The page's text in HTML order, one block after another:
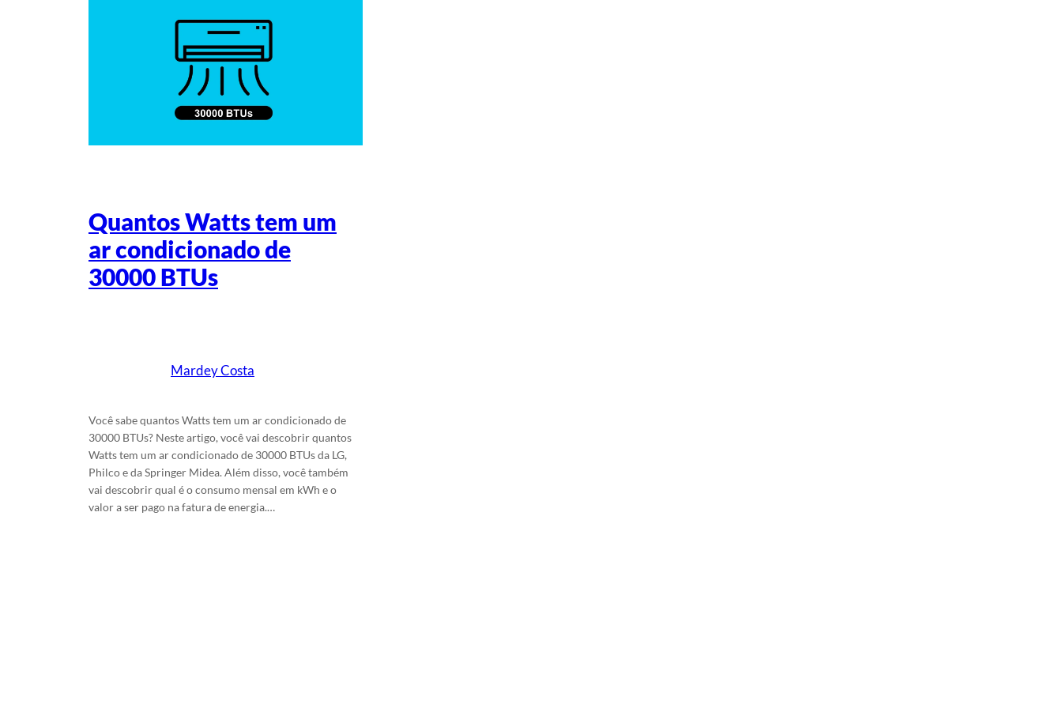
Quantos Watts tem um
ar condicionado de
30000 BTUs
Mardey Costa
Você sabe quantos Watts tem um ar condicionado de
30000 BTUs? Neste artigo, você vai descobrir quantos
Watts tem um ar condicionado de 30000 BTUs da LG,
Philco e da Springer Midea. Além disso, você também
vai descobrir qual é o consumo mensal em kWh e o
valor a ser pago na fatura de energia.…